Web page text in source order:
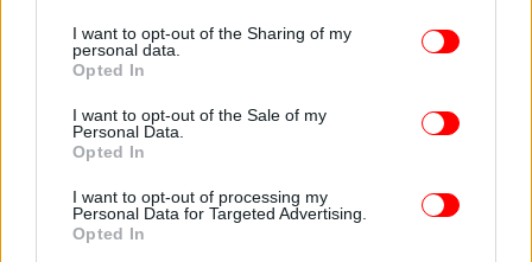
not limited to your visit or usage behaviour. You may click to
grant or deny consent to Google and its third-party tags to
use your data for below specified purposes in below Google
consent section.
I want to opt-out of the Sharing of my
personal data.
Opted In
I want to opt-out of the Sale of my
Personal Data.
Opted In
I want to opt-out of processing my
Personal Data for Targeted Advertising.
Opted In
ΚΟΣΜΟΣ 29/05/2024 22:30
γεννήσεων και χειρότερης υγείας στα μωρά